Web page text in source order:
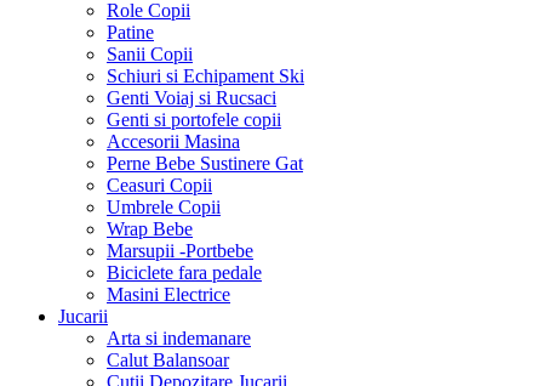
Role Copii
Patine
Sanii Copii
Schiuri si Echipament Ski
Genti Voiaj si Rucsaci
Genti si portofele copii
Accesorii Masina
Perne Bebe Sustinere Gat
Ceasuri Copii
Umbrele Copii
Wrap Bebe
Marsupii -Portbebe
Biciclete fara pedale
Masini Electrice
Jucarii
Arta si indemanare
Calut Balansoar